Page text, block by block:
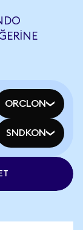
ORCLON
SNDKON